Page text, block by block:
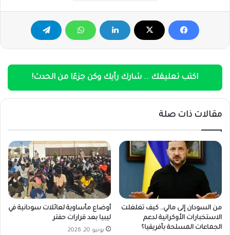
اكتب تعليقك .. شارك رأيك وكن جزءًا من الحدث!
مقالات ذات صلة
من السودان إلى مالي.. كيف تغلغلت
الاستخبارات الأوكرانية لدعم
الجماعات المسلحة بأفريقيا؟
أوضاع مأساوية لعائلات سودانية في
ليبيا بعد قرارات حفتر
يونيو 20, 2026